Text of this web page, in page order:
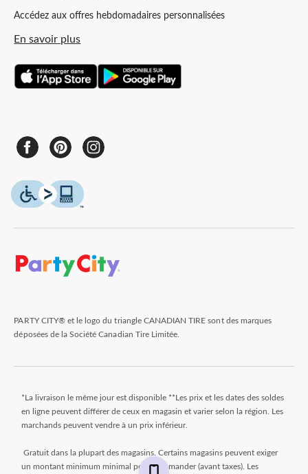
Accédez aux offres hebdomadaires personnalisées
En savoir plus
PARTY CITY® et le logo du triangle CANADIAN TIRE sont des marques
déposées de la Société Canadian Tire Limitée.
*La livraison le même jour est disponible **Les prix et les dates des soldes
en ligne peuvent différer de ceux en magasin et varier selon la région. Les
marchands peuvent vendre à un prix inférieur.
Gratuit dans la plupart des magasins. Certains magasins peuvent exiger
un montant minimum minimal pour commander (avant taxes). Les